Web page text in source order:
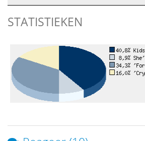
STATISTIEKEN